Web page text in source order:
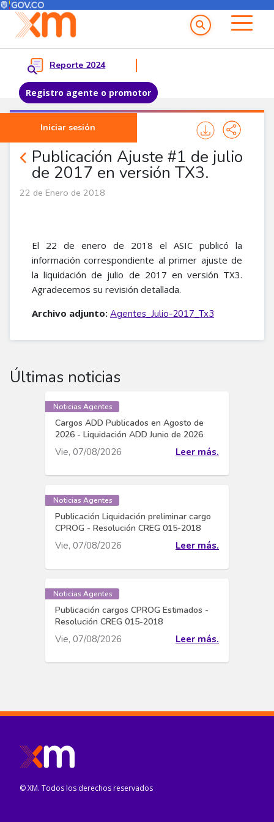
Pasar al contenido principal
Menú del Usuario
Reporte 2024
Registro agente o promotor
Iniciar sesión
Menu principal
Publicación Ajuste #1 de julio
de 2017 en versión TX3.
Noticias Agentes
22 de Enero de 2018
El 22 de enero de 2018 el ASIC publicó la
información correspondiente al primer ajuste de
la liquidación de julio de 2017 en versión TX3.
Agradecemos su revisión detallada.
Archivo adjunto: Agentes_Julio-2017_Tx3
Últimas noticias
Noticias Agentes
Cargos ADD Publicados en Agosto de
2026 - Liquidación ADD Junio de 2026
Vie, 07/08/2026 Leer más.
Noticias Agentes
Publicación Liquidación preliminar cargo
CPROG - Resolución CREG 015-2018
Vie, 07/08/2026 Leer más.
Noticias Agentes
Publicación cargos CPROG Estimados -
Resolución CREG 015-2018
Vie, 07/08/2026 Leer más.
© XM. Todos los derechos reservados